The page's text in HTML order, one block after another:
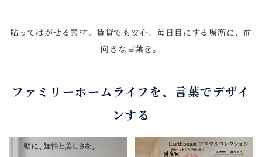
貼ってはがせる素材。賃貸でも安心。毎日目にする場所に、前
向きな言葉を。
ファミリーホームライフを、言葉でデザイ
ンする